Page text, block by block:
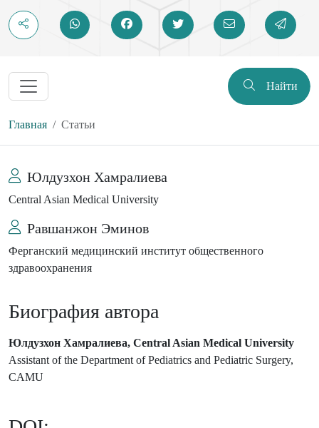
Найти
Главная Статьи
Юлдузхон Хамралиева
Central Asian Medical University
Равшанжон Эминов
Ферганский медицинский институт общественного
здравоохранения
Биография автора
Юлдузхон Хамралиева, Central Asian Medical University
Assistant of the Department of Pediatrics and Pediatric Surgery,
CAMU